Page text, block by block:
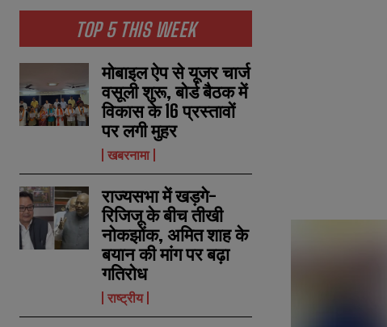
TOP 5 THIS WEEK
मोबाइल ऐप से यूजर चार्ज
वसूली शुरू, बोर्ड बैठक में
विकास के 16 प्रस्तावों
पर लगी मुहर
खबरनामा
राज्यसभा में खड़गे-
रिजिजू के बीच तीखी
नोकझोंक, अमित शाह के
बयान की मांग पर बढ़ा
गतिरोध
राष्ट्रीय